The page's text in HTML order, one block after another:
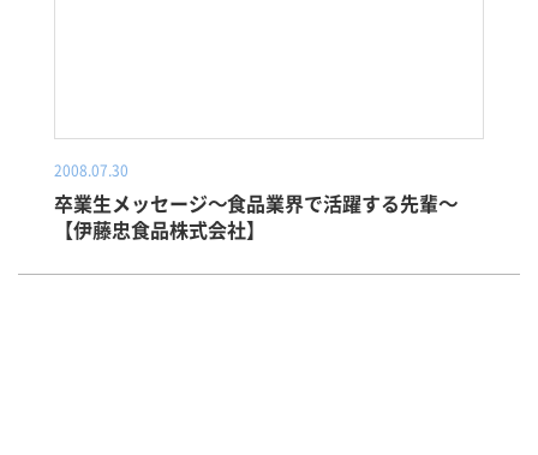
2008.07.30
卒業生メッセージ～食品業界で活躍する先輩～
【伊藤忠食品株式会社】